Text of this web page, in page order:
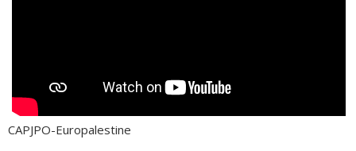
CAPJPO-Europalestine